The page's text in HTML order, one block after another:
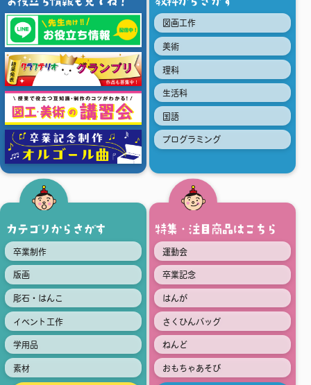
図画工作
美術
理科
生活科
国語
プログラミング
カテゴリからさがす
卒業制作
版画
彫石・はんこ
イベント工作
学用品
素材
特集・注目商品はこちら
運動会
卒業記念
はんが
さくひんバッグ
ねんど
おもちゃあそび